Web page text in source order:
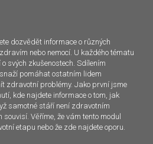
dozvědět informace o různých
nebo nemocí. U každého tématu
svých zkušenostech. Sdílením
pomáhat ostatním lidem
zdravotní problémy. Jako první jsme
kde najdete informace o tom, jak
samotné stáří není zdravotním
Věříme, že vám tento modul
etapu nebo že zde najdete oporu.